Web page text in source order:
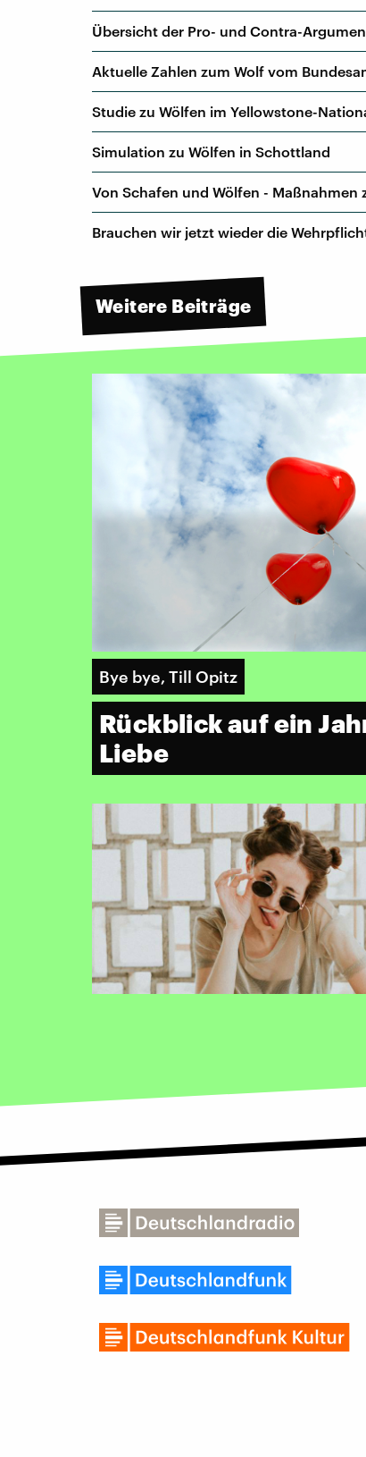
Übersicht der Pro- und Contra-
Aktuelle Zahlen zum Wolf vom
Studie zu Wölfen im Yellowstone-
Simulation zu Wölfen in Schottland
Von Schafen und Wölfen - Maßnahmen
Brauchen wir jetzt wieder die
Weitere Beiträge
Bye bye, Till Opitz
Rückblick auf ein
Liebe